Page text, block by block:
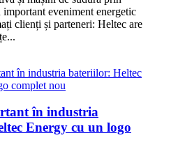
eveniment energetic
clienți și parteneri: Heltec are
în industria
Energy cu un logo